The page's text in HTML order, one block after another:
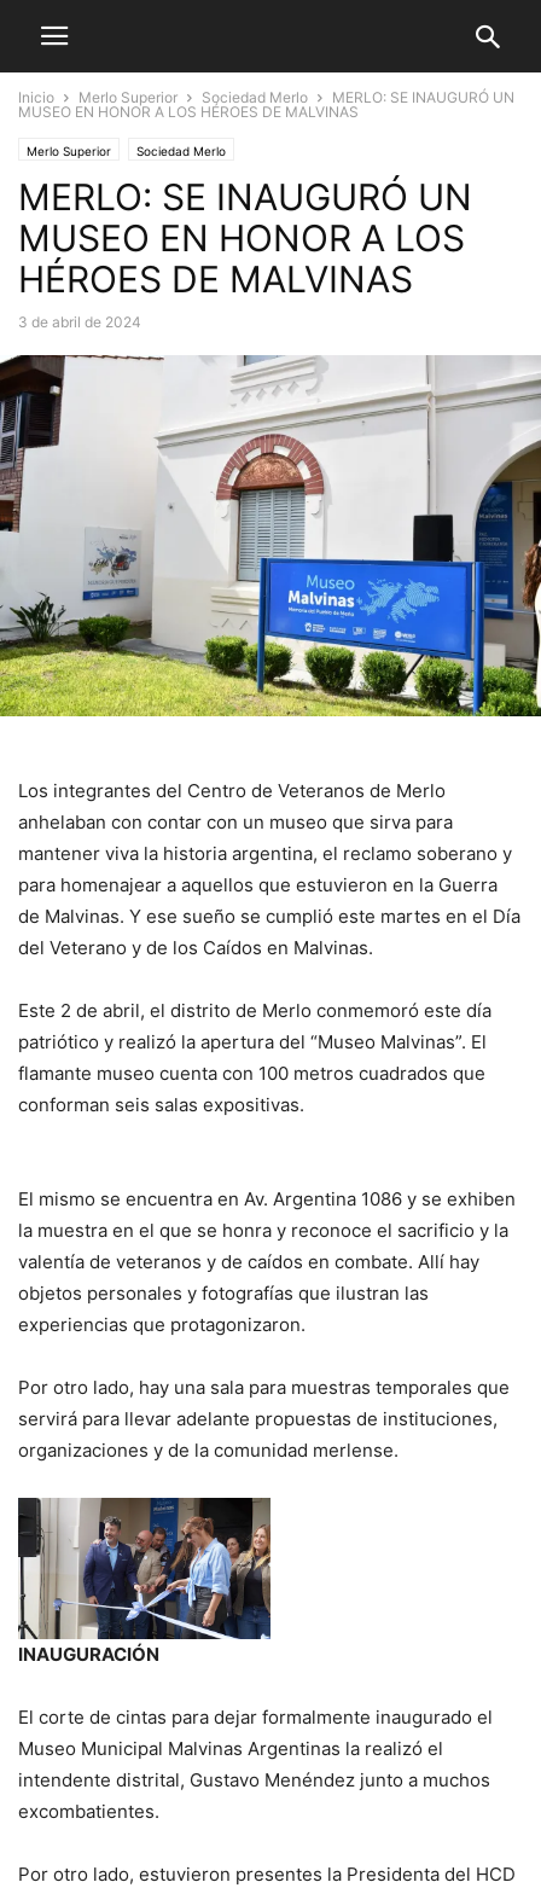
Inicio Merlo Superior Sociedad Merlo
MERLO: SE INAUGURÓ UN
MUSEO EN HONOR A LOS HÉROES DE MALVINAS
Merlo Superior Sociedad Merlo
MERLO: SE INAUGURÓ UN
MUSEO EN HONOR A LOS
HÉROES DE MALVINAS
3 de abril de 2024
Los integrantes del Centro de Veteranos de Merlo
anhelaban con contar con un museo que sirva para
mantener viva la historia argentina, el reclamo soberano y
para homenajear a aquellos que estuvieron en la Guerra
de Malvinas. Y ese sueño se cumplió este martes en el Día
del Veterano y de los Caídos en Malvinas.
Este 2 de abril, el distrito de Merlo conmemoró este día
patriótico y realizó la apertura del “Museo Malvinas”. El
flamante museo cuenta con 100 metros cuadrados que
conforman seis salas expositivas.
El mismo se encuentra en Av. Argentina 1086 y se exhiben
la muestra en el que se honra y reconoce el sacrificio y la
valentía de veteranos y de caídos en combate. Allí hay
objetos personales y fotografías que ilustran las
experiencias que protagonizaron.
Por otro lado, hay una sala para muestras temporales que
servirá para llevar adelante propuestas de instituciones,
organizaciones y de la comunidad merlense.
INAUGURACIÓN
El corte de cintas para dejar formalmente inaugurado el
Museo Municipal Malvinas Argentinas la realizó el
intendente distrital, Gustavo Menéndez junto a muchos
excombatientes.
Por otro lado, estuvieron presentes la Presidenta del HCD